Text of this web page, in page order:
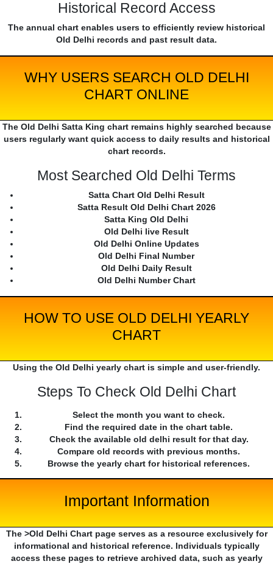
Historical Record Access
The annual chart enables users to efficiently review historical
Old Delhi records and past result data.
WHY USERS SEARCH OLD DELHI
CHART ONLINE
The Old Delhi Satta King chart remains highly searched because
users regularly want quick access to daily results and historical
chart records.
Most Searched Old Delhi Terms
Satta Chart Old Delhi Result
Satta Result Old Delhi Chart 2026
Satta King Old Delhi
Old Delhi live Result
Old Delhi Online Updates
Old Delhi Final Number
Old Delhi Daily Result
Old Delhi Number Chart
HOW TO USE OLD DELHI YEARLY
CHART
Using the Old Delhi yearly chart is simple and user-friendly.
Steps To Check Old Delhi Chart
Select the month you want to check.
Find the required date in the chart table.
Check the available old delhi result for that day.
Compare old records with previous months.
Browse the yearly chart for historical references.
Important Information
The >Old Delhi Chart page serves as a resource exclusively for
informational and historical reference. Individuals typically
access these pages to retrieve archived data, such as yearly